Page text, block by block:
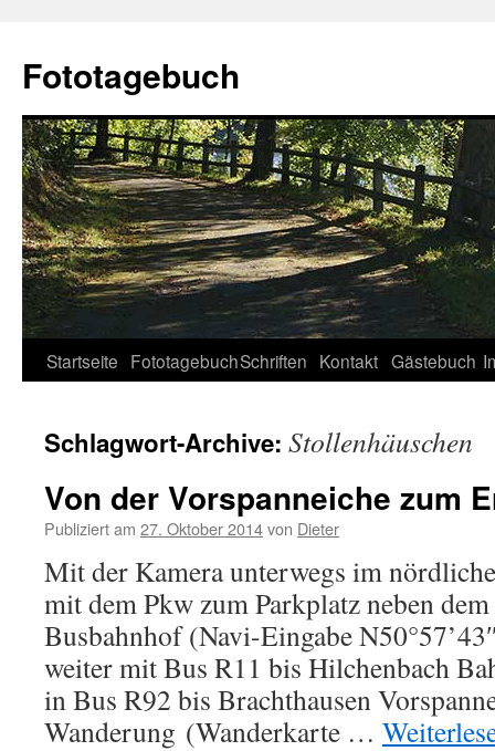
Fototagebuch
Startseite FototagebuchSchriften Kontakt Gästebuch
Schlagwort-Archive: Stollenhäuschen
Von der Vorspanneiche zum
Publiziert am 27. Oktober 2014von Dieter
Mit der Kamera unterwegs im
mit dem Pkw zum Parkplatz neben
Busbahnhof (Navi-Eingabe
weiter mit Bus R11 bis Hilchenbach
in Bus R92 bis Brachthausen
Wanderung (Wanderkarte …